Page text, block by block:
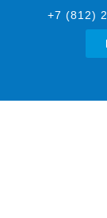
+7 (812)